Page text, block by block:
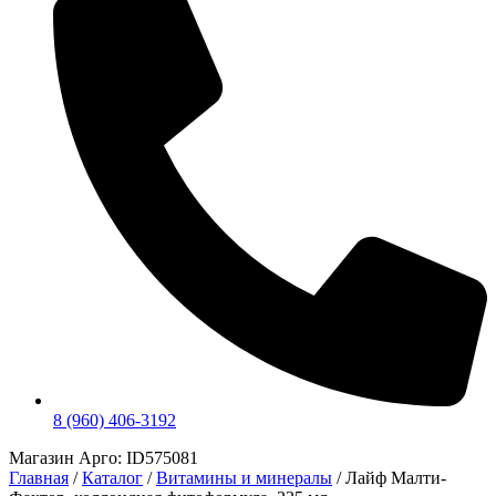
8 (960) 406-3192
Магазин Арго: ID575081
Главная / Каталог / Витамины и минералы / Лайф Малти-